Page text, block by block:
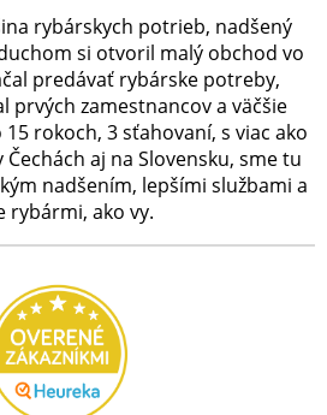
rybárskych potrieb, nadšený
si otvoril malý obchod vo
predávať rybárske potreby,
prvých zamestnancov a väčšie
rokoch, 3 sťahovaní, s viac ako
aj na Slovensku, sme tu
nadšením, lepšími službami a
rybármi, ako vy.